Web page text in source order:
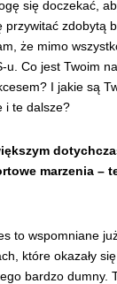
się doczekać,
przywitać zdobytą
że mimo
u. Co jest Twoim
I jakie są
i te dalsze?
marzenia –
to wspomniane
które okazały
bardzo dumny.